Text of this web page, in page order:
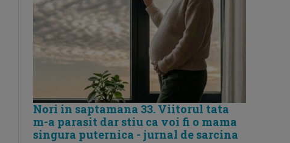
Nori in saptamana 33. Viitorul tata
m-a parasit dar stiu ca voi fi o mama
singura puternica - jurnal de sarcina